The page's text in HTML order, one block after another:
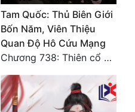
Tam Quốc: Thủ Biên Giới
Bốn Năm, Viên Thiệu
Quan Độ Hô Cứu Mạng
Chương 738: Thiên cổ đế quốc [HẾT]